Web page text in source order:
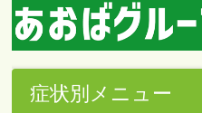
症状別メニュー